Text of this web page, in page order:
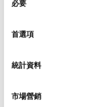
必要
首選項
統計資料
市場營銷
XW1E-BV403MY
φ22 XW系列 停止用開關
BV403MY